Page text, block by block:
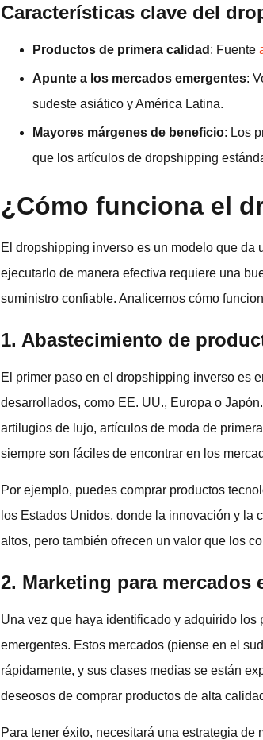
Características clave del
Productos de primera calidad : Fuente
Apunte a los mercados emergentes:
sudeste asiático y América Latina.
Mayores márgenes de beneficio: Los
que los artículos de dropshipping
¿Cómo funciona el
El dropshipping inverso es un modelo que
ejecutarlo de manera efectiva requiere una
suministro confiable. Analicemos cómo
1. Abastecimiento de
El primer paso en el dropshipping inverso es
desarrollados, como EE. UU., Europa o
artilugios de lujo, artículos de moda de
siempre son fáciles de encontrar en los
Por ejemplo, puedes comprar productos
los Estados Unidos, donde la innovación y la
altos, pero también ofrecen un valor que los
2. Marketing para mercados
Una vez que haya identificado y adquirido
emergentes. Estos mercados (piense en el
rápidamente, y sus clases medias se están
deseosos de comprar productos de alta
Para tener éxito, necesitará una estrategia